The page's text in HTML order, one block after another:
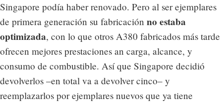
Singapore podía haber renovado. Pero al ser ejemplares
de primera generación su fabricación no estaba
optimizada, con lo que otros A380 fabricados más tarde
ofrecen mejores prestaciones an carga, alcance, y
consumo de combustible. Así que Singapore decidió
devolverlos –en total va a devolver cinco– y
reemplazarlos por ejemplares nuevos que ya tiene